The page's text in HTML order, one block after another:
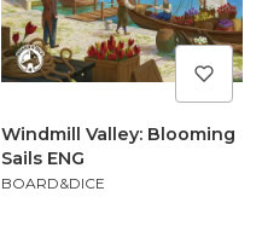
Windmill Valley: Blooming
Sails ENG
PRODUCENT
BOARD&DICE